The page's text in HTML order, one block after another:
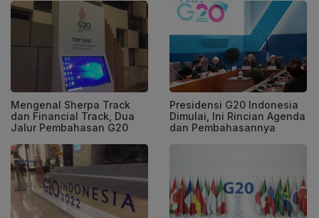
Mengenal Sherpa Track
dan Financial Track, Dua
Jalur Pembahasan G20
Presidensi G20 Indonesia
Dimulai, Ini Rincian Agenda
dan Pembahasannya